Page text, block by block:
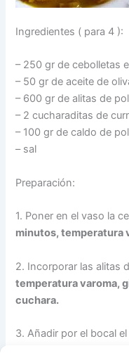
Ingredientes ( para 4 ):
– 250 gr de cebolletas
– 50 gr de aceite de
– 600 gr de alitas de
– 2 cucharaditas de
– 100 gr de caldo de
– sal
Preparación:
1. Poner en el vaso la
minutos, temperatura
2. Incorporar las alitas
temperatura varoma,
cuchara.
3. Añadir por el bocal